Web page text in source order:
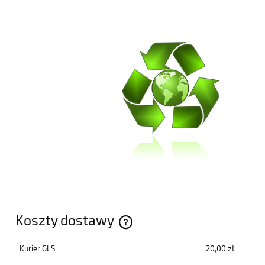
Koszty dostawy
Cena nie zawiera ewentualnych kosztów płatności
Kurier GLS 20,00 zł